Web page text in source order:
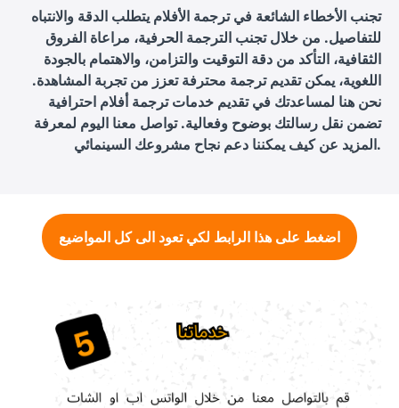
تجنب الأخطاء الشائعة في ترجمة الأفلام يتطلب الدقة والانتباه
للتفاصيل. من خلال تجنب الترجمة الحرفية، مراعاة الفروق
الثقافية، التأكد من دقة التوقيت والتزامن، والاهتمام بالجودة
اللغوية، يمكن تقديم ترجمة محترفة تعزز من تجربة المشاهدة.
نحن هنا لمساعدتك في تقديم خدمات ترجمة أفلام احترافية
تضمن نقل رسالتك بوضوح وفعالية. تواصل معنا اليوم لمعرفة
المزيد عن كيف يمكننا دعم نجاح مشروعك السينمائي.
اضغط على هذا الرابط لكي تعود الى كل المواضيع